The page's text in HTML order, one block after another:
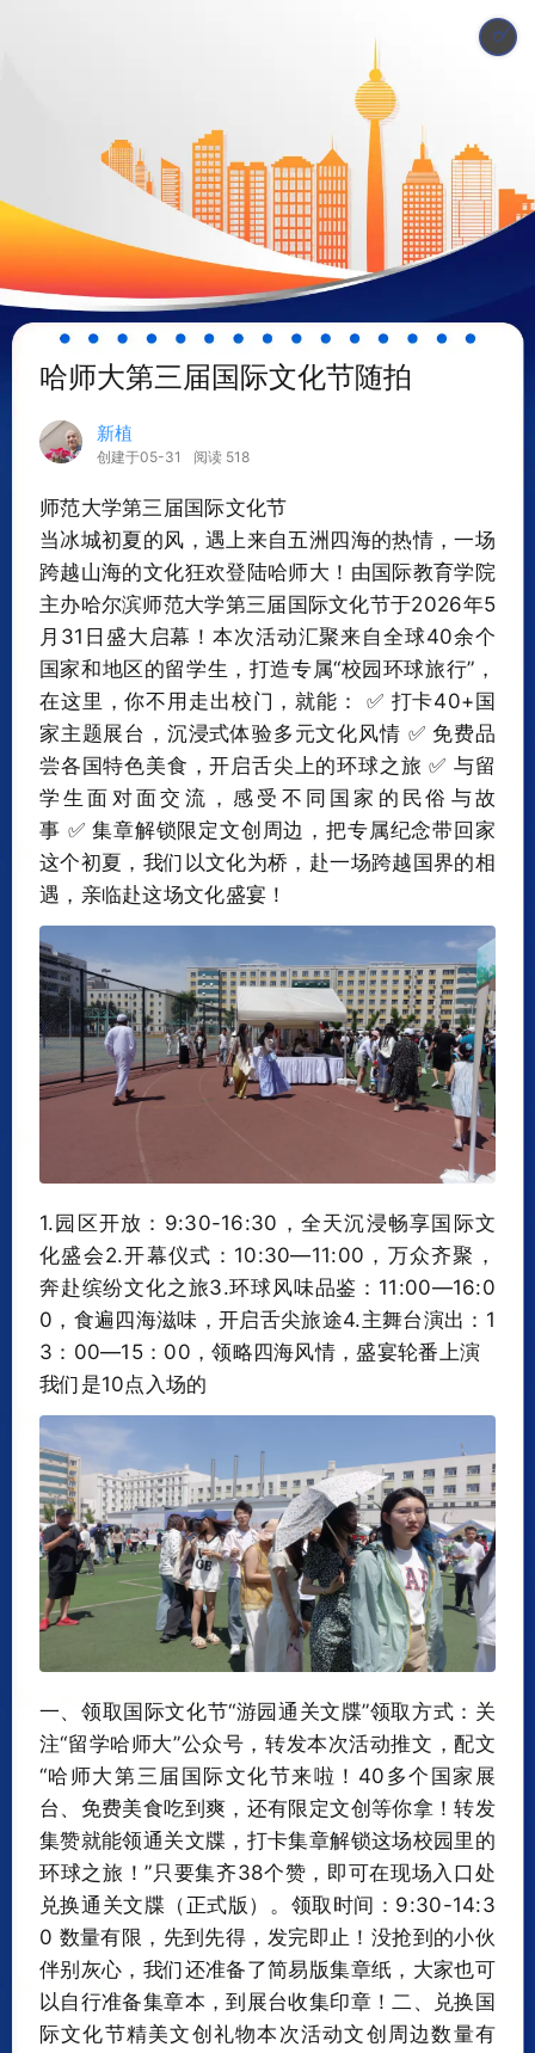
哈师大第三届国际文化节随拍
新植
创建于05-31 阅读 518
师范大学第三届国际文化节
当冰城初夏的风，遇上来自五洲四海的热情，一场
跨越山海的文化狂欢登陆哈师大！由国际教育学院
主办哈尔滨师范大学第三届国际文化节于2026年5
月31日盛大启幕！本次活动汇聚来自全球40余个
国家和地区的留学生，打造专属“校园环球旅行”，
在这里，你不用走出校门，就能： ✅ 打卡40+国
家主题展台，沉浸式体验多元文化风情 ✅ 免费品
尝各国特色美食，开启舌尖上的环球之旅 ✅ 与留
学生面对面交流，感受不同国家的民俗与故
事 ✅ 集章解锁限定文创周边，把专属纪念带回家
这个初夏，我们以文化为桥，赴一场跨越国界的相
遇，亲临赴这场文化盛宴！‍
1.园区开放：9:30-16:30，全天沉浸畅享国际文
化盛会2.开幕仪式：10:30—11:00，万众齐聚，
奔赴缤纷文化之旅3.环球风味品鉴：11:00—16:0
0，食遍四海滋味，开启舌尖旅途4.主舞台演出：1
3：00—15：00，领略四海风情，盛宴轮番上演‍‍
我们是10点入场的
一、领取国际文化节“游园通关文牒”领取方式：关
注“留学哈师大”公众号，转发本次活动推文，配文
“哈师大第三届国际文化节来啦！40多个国家展
台、免费美食吃到爽，还有限定文创等你拿！转发
集赞就能领通关文牒，打卡集章解锁这场校园里的
环球之旅！”只要集齐38个赞，即可在现场入口处
兑换通关文牒（正式版）。领取时间：9:30-14:3
0 数量有限，先到先得，发完即止！没抢到的小伙
伴别灰心，我们还准备了简易版集章纸，大家也可
以自行准备集章本，到展台收集印章！二、兑换国
际文化节精美文创礼物本次活动文创周边数量有